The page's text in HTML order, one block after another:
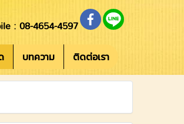
: 08-4654-4597
บทความ ติดต่อเรา